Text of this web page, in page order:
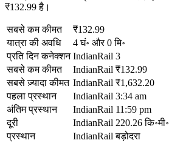
₹132.99 है।
सबसे कम कीमत
₹132.99
यात्रा की अवधि
4 घं॰ और 0 मि॰
प्रति दिन कनेक्शन IndianRail 3
सबसे कम कीमत
IndianRail ₹132.99
सबसे ज़्यादा कीमत IndianRail ₹1,632.20
पहला प्रस्थान
IndianRail 3:34 am
अंतिम प्रस्थान
IndianRail 11:59 pm
दूरी
IndianRail 220.26 कि॰मी॰
प्रस्थान
IndianRail बड़ोदरा